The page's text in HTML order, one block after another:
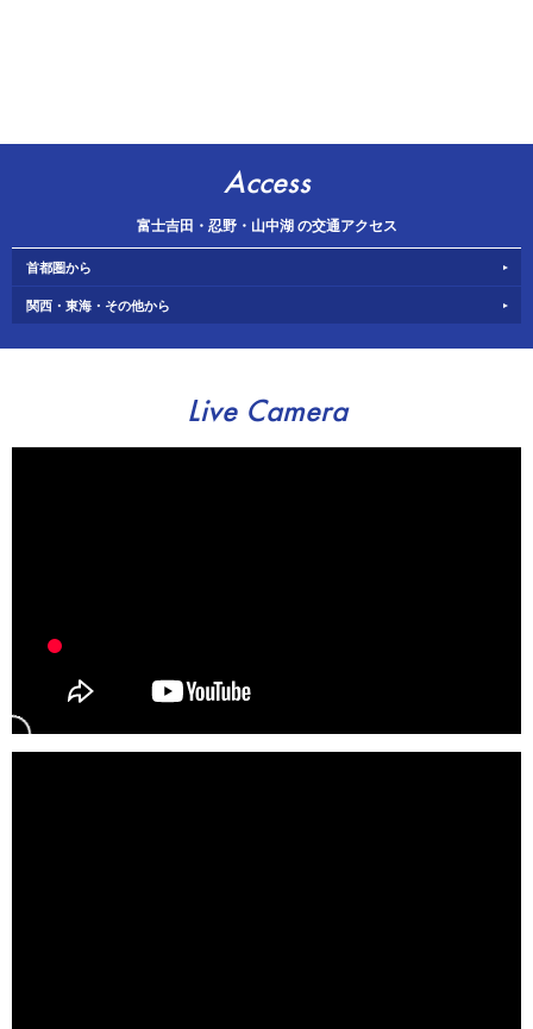
Access
富士吉田・忍野・山中湖 の交通アクセス
首都圏から
関西・東海・その他から
Live Camera